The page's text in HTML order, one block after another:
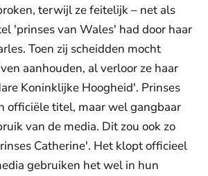
terwijl ze feitelijk – net als
'prinses van Wales' had door haar
Toen zij scheidden mocht
aanhouden, al verloor ze haar
Koninklijke Hoogheid'. Prinses
officiële titel, maar wel gangbaar
van de media. Dit zou ook zo
Catherine'. Het klopt officieel
gebruiken het wel in hun